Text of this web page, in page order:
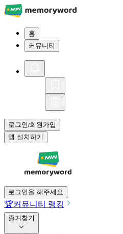
홈
커뮤니티
로그인/회원가입
앱 설치하기
로그인을 해주세요
🏆커뮤니티 랭킹
즐겨찾기